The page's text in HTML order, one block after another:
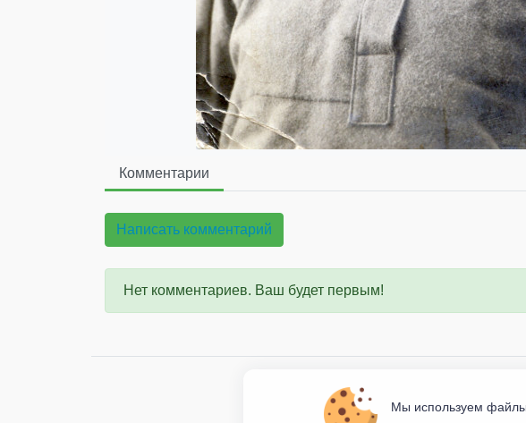
Комментарии
Написать комментарий
Нет комментариев. Ваш будет первым!
Мы используем файлы